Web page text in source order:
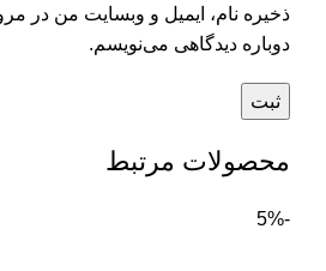
ذخیره نام، ایمیل و وبسایت من در
دوباره دیدگاهی می‌نویسم.
محصولات مرتبط
-5%